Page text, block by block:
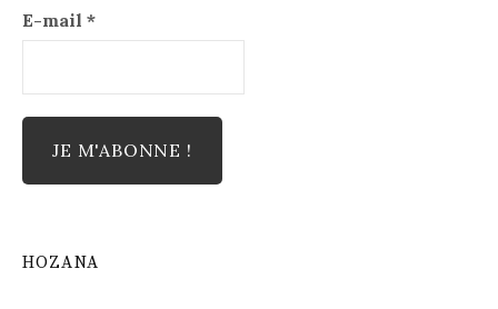
E-mail *
HOZANA